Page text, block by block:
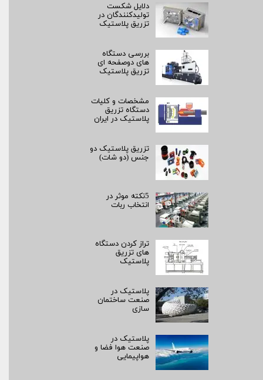
دلایل شکست
تولیدکنندگان در
تزریق پلاستیک
بررسی دستگاه
های دوصفحه ای
تزریق پلاستیک
مشخصات و کلیات
دستگاه تزریق
پلاستیک در ایران
تزریق پلاستیک دو
جنس (دو شات)
5نکته موثر در
انتخاب ربات
تراز کردن دستگاه
های تزریق
پلاستیک
پلاستیک در
صنعت ساختمان
سازی
پلاستیک در
صنعت هوا فضا و
هواپیمایی